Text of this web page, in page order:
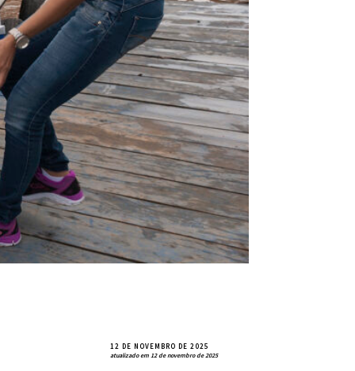
12 DE NOVEMBRO DE 2025
atualizado em 12 de novembro de 2025